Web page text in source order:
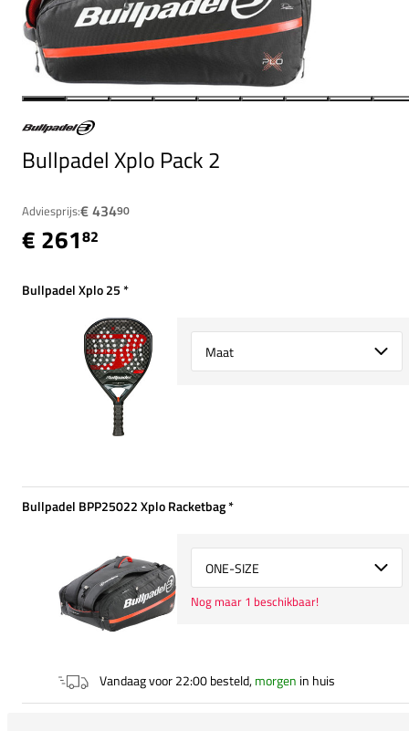
Bullpadel Xplo Pack 2
Adviesprijs:€ 43490
€ 26182
Bullpadel Xplo 25*
Select {option} for {name}
Bullpadel BPP25022 Xplo Racketbag*
Select {option} for {name}
Nog maar 1 beschikbaar!
Vandaag voor 22:00 besteld,morgen in huis